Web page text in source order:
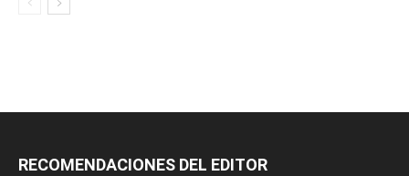
RECOMENDACIONES DEL EDITOR